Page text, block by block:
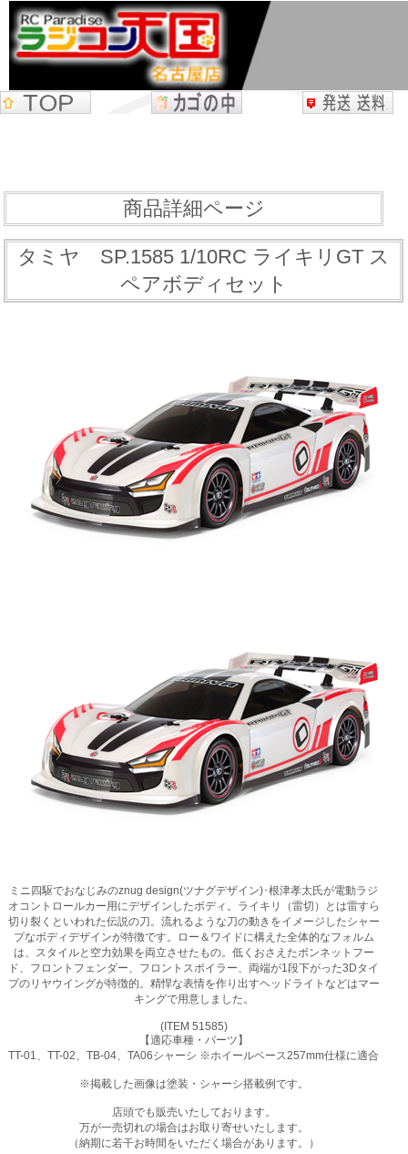
商品詳細ページ
タミヤ SP.1585 1/10RC ライキリGT ス
ペアボディセット
ミニ四駆でおなじみのznug design(ツナグデザイン)･根津孝太氏が電動ラジ
オコントロールカー用にデザインしたボディ。ライキリ（雷切）とは雷すら
切り裂くといわれた伝説の刀。流れるような刀の動きをイメージしたシャー
プなボディデザインが特徴です。ロー＆ワイドに構えた全体的なフォルム
は、スタイルと空力効果を両立させたもの。低くおさえたボンネットフー
ド、フロントフェンダー、フロントスポイラー、両端が1段下がった3Dタイ
プのリヤウイングが特徴的。精悍な表情を作り出すヘッドライトなどはマー
キングで用意しました。
(ITEM 51585)
【適応車種・パーツ】
TT-01、TT-02、TB-04、TA06シャーシ ※ホイールベース257mm仕様に適合
※掲載した画像は塗装・シャーシ搭載例です。
店頭でも販売いたしております。
万が一売切れの場合はお取り寄せいたします。
（納期に若干お時間をいただく場合があります。）